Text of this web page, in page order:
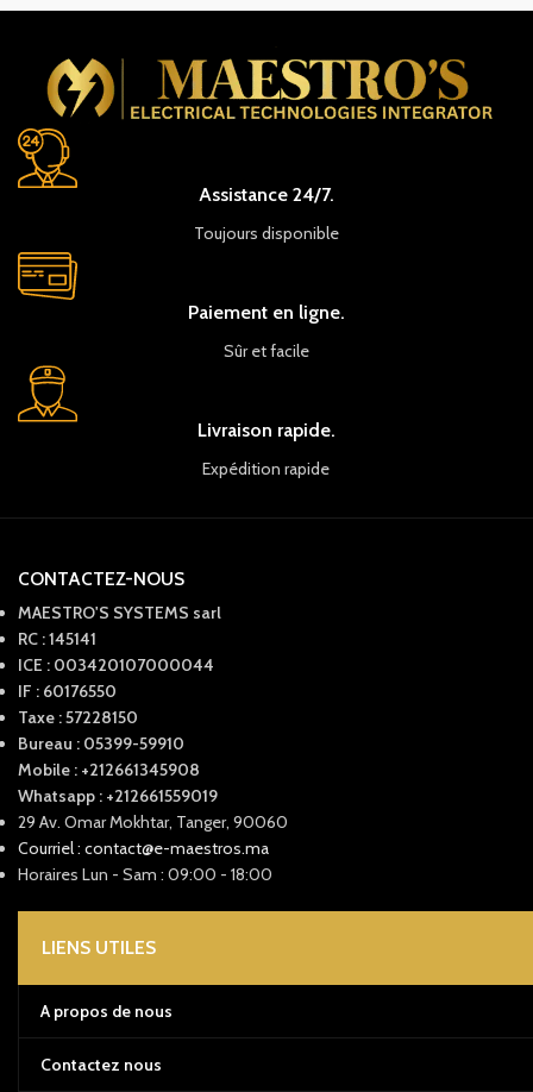
Assistance 24/7.
Toujours disponible
Paiement en ligne.
Sûr et facile
Livraison rapide.
Expédition rapide
CONTACTEZ-NOUS
MAESTRO'S SYSTEMS sarl
RC : 145141
ICE : 003420107000044
IF : 60176550
Taxe : 57228150
Bureau : 05399-59910
Mobile : +212661345908
Whatsapp : +212661559019
29 Av. Omar Mokhtar, Tanger, 90060
Courriel : contact@e-maestros.ma
Horaires Lun - Sam : 09:00 - 18:00
LIENS UTILES
A propos de nous
Contactez nous